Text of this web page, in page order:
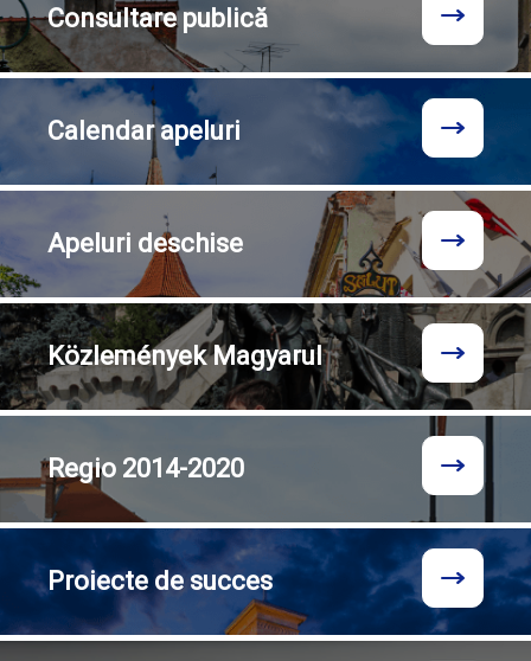
Consultarepublică
Calendarapeluri
Apeluri deschise
KözleményekMagyarul
Regio 2014-2020
Proiecte de succes